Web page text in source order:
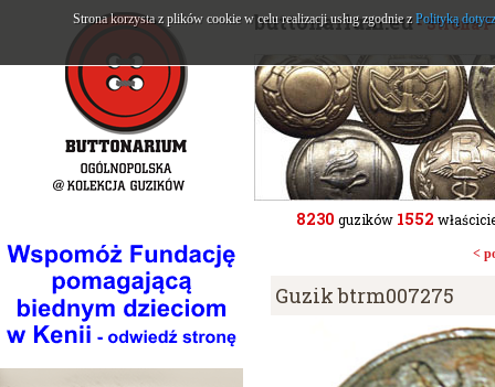
buttonarium.eu- Strona
8230 guzików 1552
<
Guzik btrm007275
Strona korzysta z plików cookie w celu realizacji usług zgodnie z Polityką